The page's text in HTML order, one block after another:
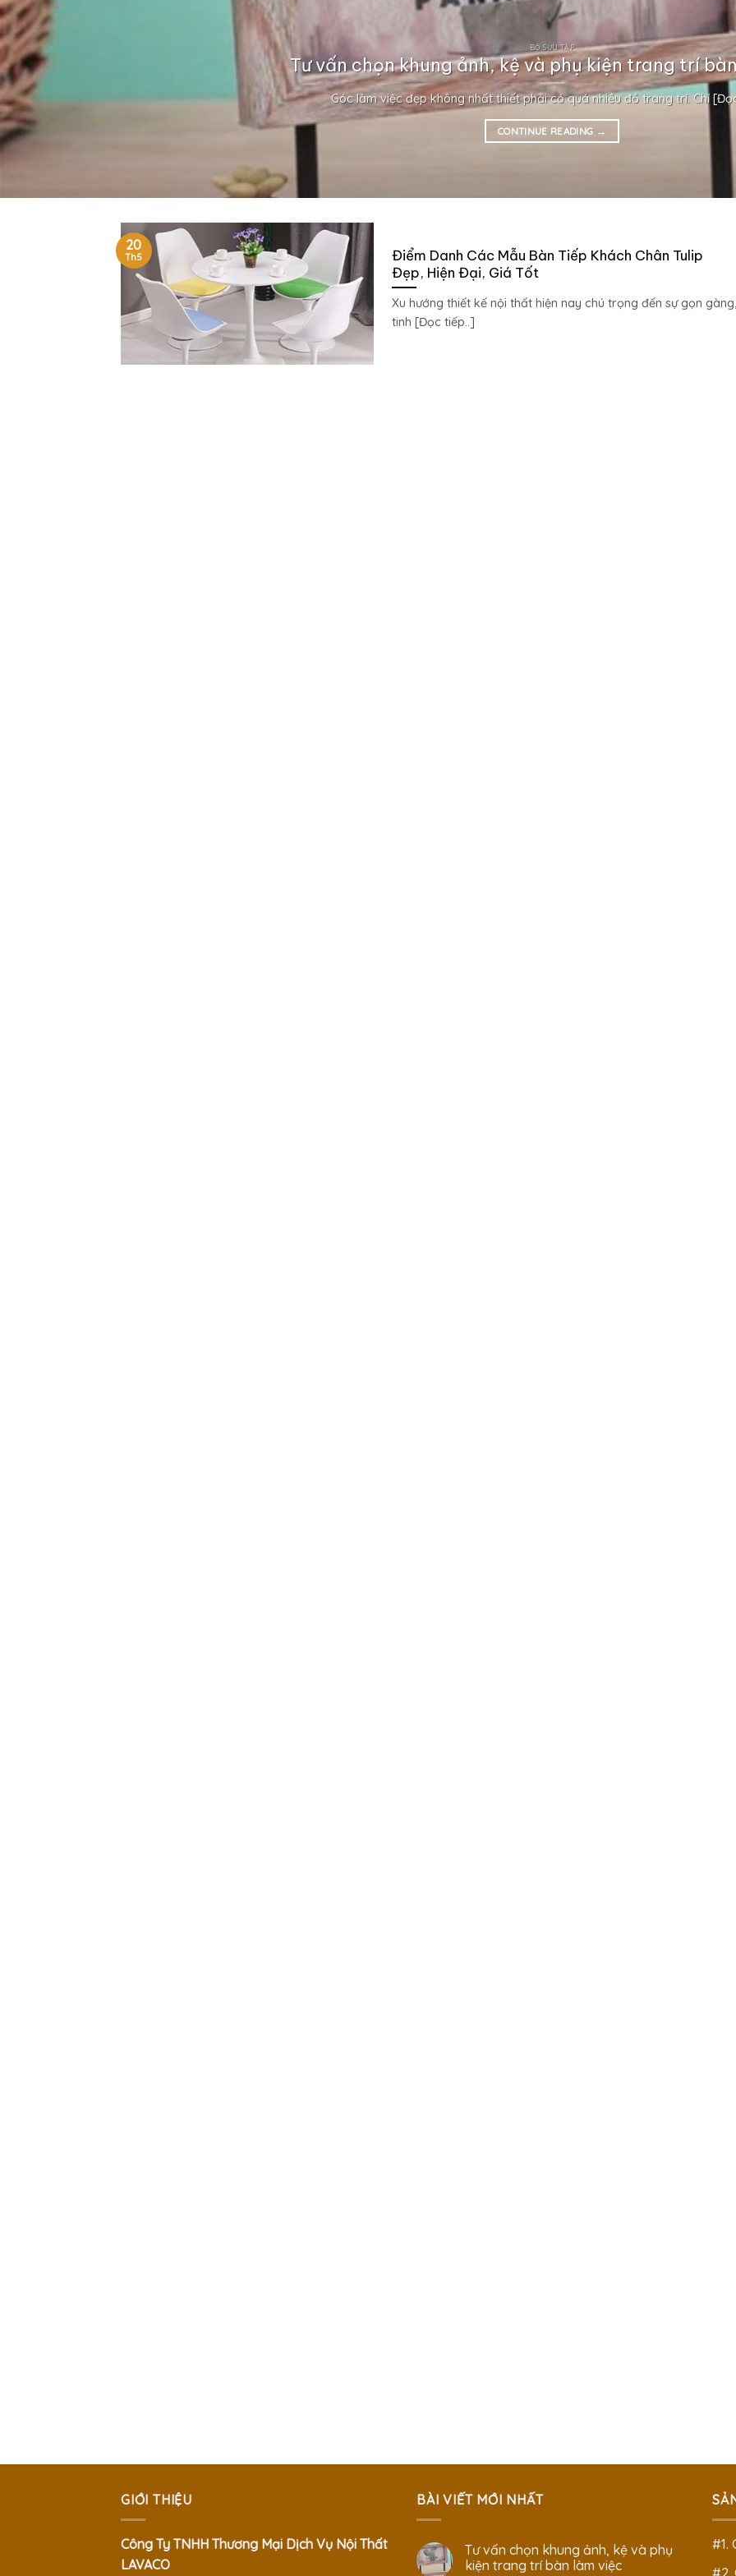
BỘ SƯU TẬP
Tư vấn chọn khung ảnh, kệ và phụ kiện trang trí
Góc làm việc đẹp không nhất thiết phải có quá nhiều đồ trang trí. Chỉ
CONTINUE READING →
Điểm Danh Các Mẫu Bàn Tiếp Khách Chân Tulip
Đẹp, Hiện Đại, Giá Tốt
Xu hướng thiết kế nội thất hiện nay chú trọng đến sự gọn gàng,
tinh [Đọc tiếp..]
20
Th5
GIỚI THIỆU
Công Ty TNHH Thương Mại Dịch Vụ Nội Thất
LAVACO
BÀI VIẾT MỚI NHẤT
Tư vấn chọn khung ảnh, kệ và phụ
kiện trang trí bàn làm việc
#1.